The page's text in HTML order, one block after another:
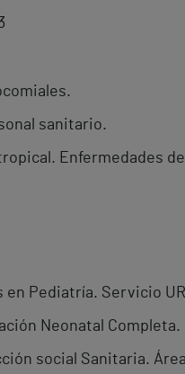
sanitario.
Enfermedades
Pediatría. Servicio
Neonatal Completa.
social Sanitaria.